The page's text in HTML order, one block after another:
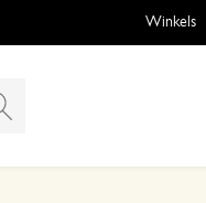
Winkels